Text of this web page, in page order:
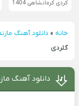
کردی کرمانشاهی 1404
خانه» دانلود آهنگ
گلردی
دانلود آهنگ